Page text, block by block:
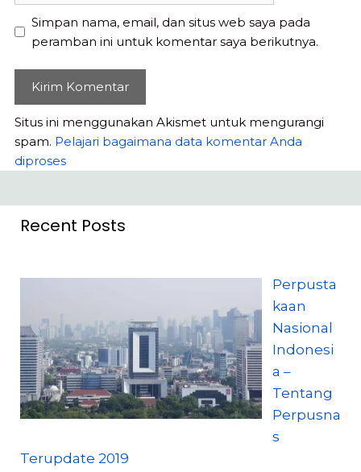
Simpan nama, email, dan situs web saya pada
peramban ini untuk komentar saya berikutnya.
Situs ini menggunakan Akismet untuk mengurangi
spam. Pelajari bagaimana data komentar Anda
diproses
Recent Posts
Perpusta
kaan
Nasional
Indonesi
a –
Tentang
Perpusna
s
Terupdate 2019